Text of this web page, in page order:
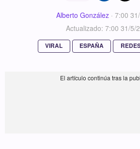
Alberto González· 7:00
Actualizado: 7:00 31/5/
VIRAL ESPAÑA